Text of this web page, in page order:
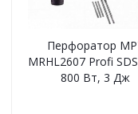
Перфоратор
MRHL2607 Profi
800 Вт, 3 Дж